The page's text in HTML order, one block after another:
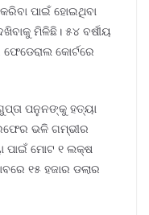
ପାଇଁ ହୋଇଥିବା
ମିଳିଛି। ୫୪ ବର୍ଷୀୟ
କୋର୍ଟରେ
ପନୁନଙ୍କୁ ହତ୍ୟା
ଭଳି ଗମ୍ଭୀର
ପାଇଁ ମୋଟ ୧ ଲକ୍ଷ
୧୫ ହଜାର ଡଲାର